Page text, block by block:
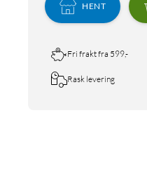
HENT
Fri frakt fra 599,-
Rask levering